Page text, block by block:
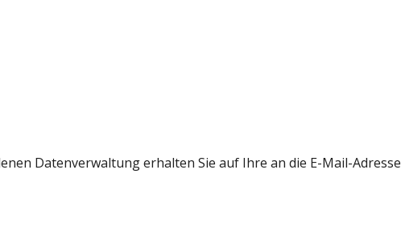
Datenverwaltung erhalten Sie auf Ihre an die E-Mail-Adresse